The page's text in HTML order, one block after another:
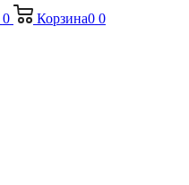
0 Корзина0 0